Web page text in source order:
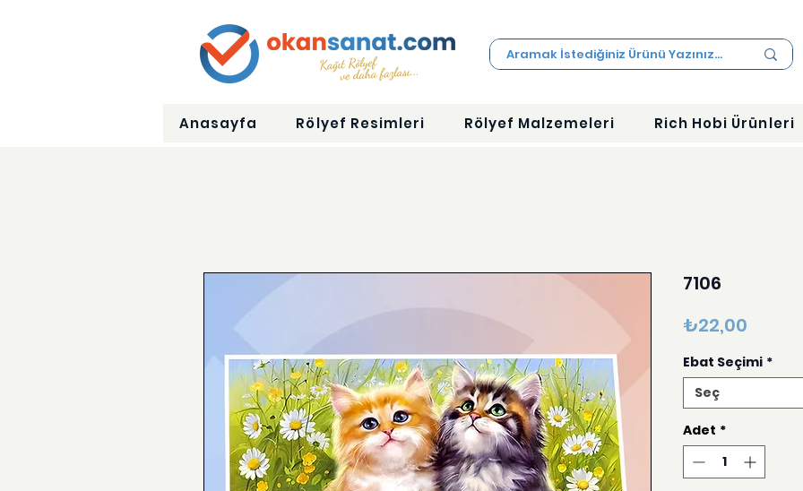
Anasayfa Rölyef Resimleri Rölyef Malzemeleri Rich Hobi Ürünleri
7106
₺22,00
Ebat Seçimi *
Seç
Adet *